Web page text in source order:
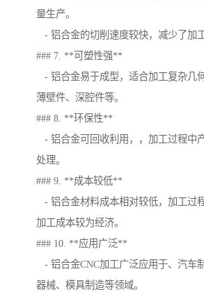
量生产。
- 铝合金的切削速度较快，减少了加工
### 7. **可塑性强**
- 铝合金易于成型，适合加工复杂几
薄壁件、深腔件等。
### 8. **环保性**
- 铝合金可回收利用，，加工过程中
处理。
### 9. **成本较低**
- 铝合金材料成本相对较低，加工过
加工成本较为经济。
### 10. **应用广泛**
- 铝合金CNC加工广泛应用于、汽车
器械、模具制造等领域。